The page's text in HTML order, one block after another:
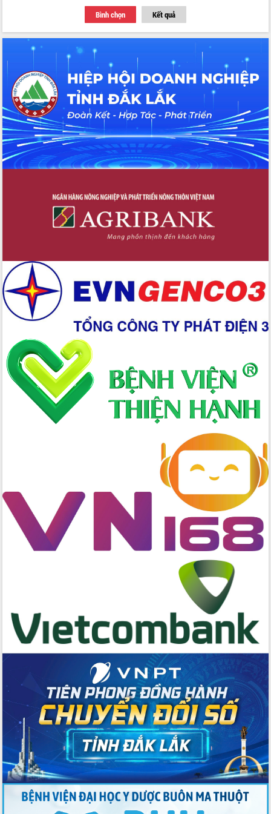
Thứ trưởng Bộ Y tế làm việc với tỉnh
Đắk Lắk về phát triển nhân lực y tế
cho trạm y tế cấp xã
Du lịch Đắk Lắk nâng tầm trải nghiệm
du khách thông qua Hệ thống cơ sở dữ
liệu và Bản đồ số
Tập huấn ứng dụng trí tuệ nhân tạo (AI)
trong thương mại điện tử năm 2026
Đoàn đại biểu Quốc hội tỉnh Đắk Lắk
trao đổi thông tin trước Kỳ họp thứ
nhất, Quốc hội khóa XVI
Quyết liệt cải cách hành chính, khơi
thông nguồn lực phát triển
tỉnh thông qua hiện đại hóa hành chính
Xã Ea Phê gắn cải cách hành chính với
Phó Chủ tịch Thường trực UBND tỉnh
tâm Phục vụ hành chính công xã Ea
Phê
Xây dựng nền hành chính số đồng
hành cùng nông dân dân, doanh nghiệp
Giai đoạn 2026-2030, Đắk Lắk phấn
đấu có 77% xã đạt chuẩn nông thôn
mới
Chuyển đổi số 'mở đường' cho nông
nghiệp Đắk Lắk tăng trưởng bứt phá
Triển khai đồng bộ đo đạc, lập hồ sơ
địa chính, hoàn thiện cơ sở dữ liệu đất
Ứng dụng sinh trắc học - Bước tiến
nghệ, hướng tới phát triển thủy sản
bền vững
Tập huấn nâng cao năng lực triển khai
chuyển đổi số cho cán bộ, công chức
cấp xã
tâm đạt được mục tiêu tăng trưởng
hai con số trong năm 2026
Tổ chức trang trọng Lễ hội Đền thờ
Lương Văn Chánh năm 2026
Phó Bí thư Tỉnh ủy Đắk Lắk Đỗ Hữu
Huy giữ chức Bí thư Đảng ủy Ủy Ban
Nhân dân tỉnh
Bệnh án điện tử thúc đẩy chuyển đổi
số y tế tại Đắk Lắk
Chuyển đổi số thư viện: Mở rộng
không gian tri thức trong thời đại số
Đánh giá, rút kinh nghiệm công tác tổ
chức diễn tập trước ngày bầu cử
Chương trình “Gặp gỡ hữu nghị –
Friendship Meeting New Year 2026”
Bình chọn Kết quả